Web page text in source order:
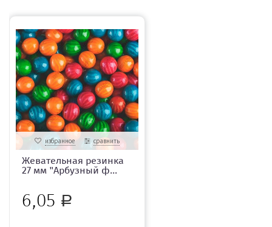
избранное сравнить
Жевательная резинка
27 мм "Арбузный ф...
6,05 Р